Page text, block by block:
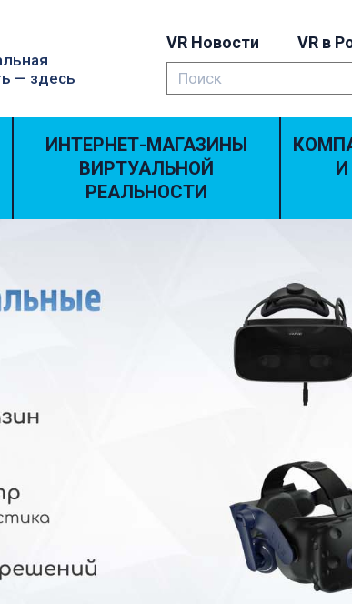
— здесь
VR Новости VR в
ИНТЕРНЕТ-МАГАЗИНЫ
ВИРТУАЛЬНОЙ
РЕАЛЬНОСТИ